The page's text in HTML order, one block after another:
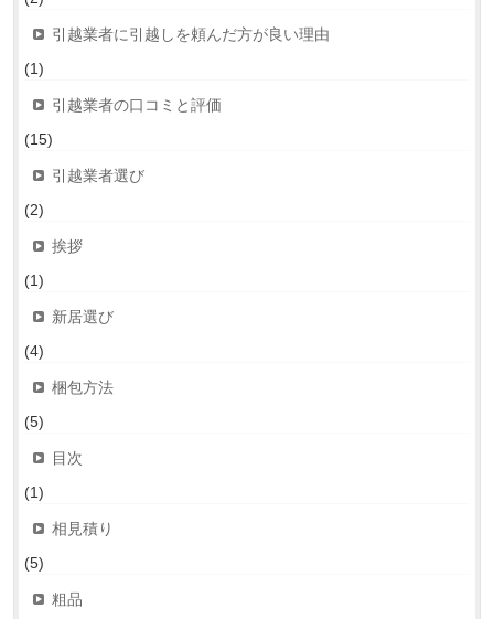
引越業者に引越しを頼んだ方が良い理由
(1)
引越業者の口コミと評価
(15)
引越業者選び
(2)
挨拶
(1)
新居選び
(4)
梱包方法
(5)
目次
(1)
相見積り
(5)
粗品